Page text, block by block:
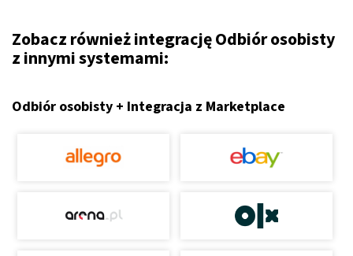
Zobacz również integrację Odbiór osobisty
z innymi systemami:
Odbiór osobisty + Integracja z Marketplace